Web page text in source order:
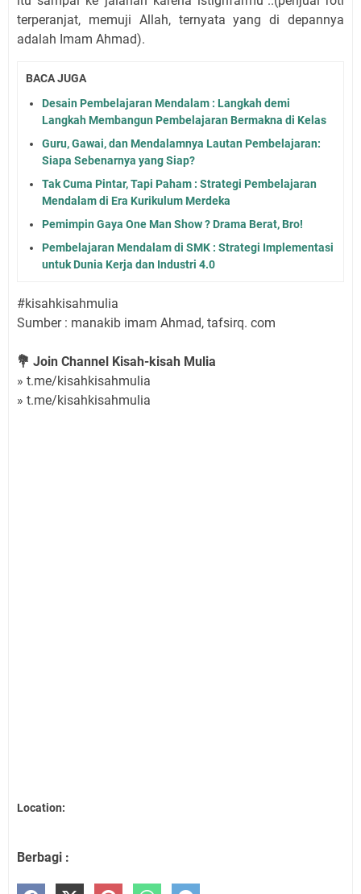
terperanjat, memuji Allah, ternyata yang di depannya
adalah Imam Ahmad).
BACA JUGA
Desain Pembelajaran Mendalam : Langkah demi
Langkah Membangun Pembelajaran Bermakna di Kelas
Guru, Gawai, dan Mendalamnya Lautan Pembelajaran:
Siapa Sebenarnya yang Siap?
Tak Cuma Pintar, Tapi Paham : Strategi Pembelajaran
Mendalam di Era Kurikulum Merdeka
Pemimpin Gaya One Man Show ? Drama Berat, Bro!
Pembelajaran Mendalam di SMK : Strategi Implementasi
untuk Dunia Kerja dan Industri 4.0
#kisahkisahmulia
Sumber : manakib imam Ahmad, tafsirq. com
💐 Join Channel Kisah-kisah Mulia
» t.me/kisahkisahmulia
» t.me/kisahkisahmulia
Location:
Berbagi :